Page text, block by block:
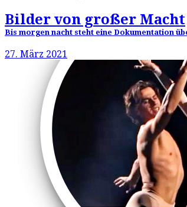
Bilder von großer Macht
Bis morgen nacht steht eine Dokumentation
27. März 2021